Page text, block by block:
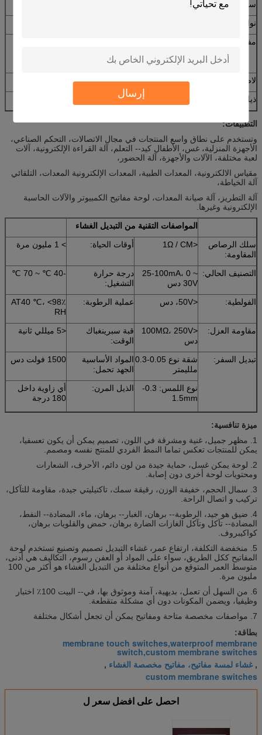
إرسال
سماكة
0.05-1.0mm
نوافذ ليد
مفاتيح منقوش
قبب
لاصق
3M467،3M468، وليس لاصقة
ذيل
الذيل مع قناع واضح أو قناع أخضر
التطبيقات:
وتستخدم على نطاق واسع المنتجات في مجال الاتصالات، التحكم الصناعي،
الأجهزة المنزلية، غس، الأطفال كيد-- التعلم، آلة القراءة الإلكترونية، آلات
لعبة مختلفة، الآلات والأجهزة، آلة الحضور،
مقياس الالكترونية، المعدات الطبية، المعدات الإلكترونية المعدات، التلقائي
آلة الخياطة،
آلة التطريز، آلة صيانة المعدات، لوحة مفاتيح الكمبيوتر والآلات الحاسبة
الإلكترونية وغيرها.
المواصفات التقنية من التبديل الغشاء
سلك الرصاص
المقاومة:
<1Ω / CM أوقات الحياة: > 1 مليون مرة
التصنيف الحالي: 25-100mA، 0 ~
30V دس
درجة حرارة
التشغيل:
-40 ℃ ~ 70 ℃
الفولطية: <50V، دس عملية الرطوبة:
AT40 ℃، <98٪
RH
مقاومة العزل:
<100MΩ، 250V
دس
قبة سبرينغباك
الوقت:
<5 ميللي ثانية
تبديل السفر:
شقة نوع 0.05-0.3
ملليمتر
المواد الأساسية
الجهد تحمل:
1500 فولت دس
نوع اللمس: 0.3-
1.5mm
الذيل المرن:
أي زاوية داخل
180 درجة
ميزة تنافسية:
1. مظهر جميل، غنية ومشرقة في اللون، تصميم يمكن أن يكون تعسفيا،
يمكن للمنتجات تعكس تماما النمط الفردي للمنتج نفسه ومصمم.
2. لوحة يمكن غسل، حماية جيدة من لون دائم، الأحرف، الشعارات
ومحتويات لوحة أخرى دون إصابة.
3. سمال الحجم، خفيفة الوزن، رقيقة سمك، تاكتيليتي جيدة، مقاومة للتآكل،
تركيب و اتصال الراحة.
4. ضيق هو جيد، الرطوبة-- برهان، الغبار-- برهان، ماء، المضادة-- النفط،
المضادة-- تآكل وتآكل الغازات الضارة برهان، حمض والقلويات برهان،
كواكيبروف.
5. منخفضة التكلفة، ارتفاع عمر، غشاء التبديل تصميم وتصنيع تستخدم لوحة
المفاتيح ككل الطريق، سواء على المواد أو العفن رسوم، التكاليف هي أدنى،
متوسط ​​العمر المتوقع من أنواع مختلفة من التبديل الغشاء هو أكثر من 100
مليون مرة.
6. من السهل أن تعمل، بديهية، آمنة وموثوق بها، في-- البيت 100٪ اختبار
وظيفيا، ويضمن المكونات دون أي مشكلة متقطعة.
7. مواصفات مخصصة متاحة ومفاتيح يمكن أن تجعل أشكال مختلفة
بطاقة:
membrane touch switches,waterproof membrane
switch,custom membrane switches
,غشاء لمسة مفاتيح، مفاتيح مخصصة الغشاء ,
custom membrane switches
احصل على افضل سعر ل